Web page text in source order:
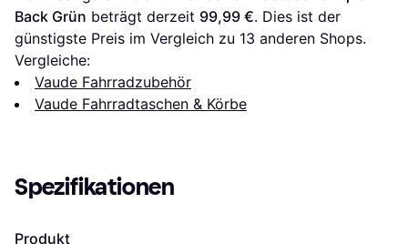
Back Grün beträgt derzeit 99,99 €. Dies ist der
günstigste Preis im Vergleich zu 13 anderen Shops.
Vergleiche:
Vaude Fahrradzubehör
Vaude Fahrradtaschen & Körbe
Spezifikationen
Produkt